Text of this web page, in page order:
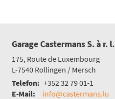
Garage Castermans S. à r. l.
175, Route de Luxembourg
L-7540 Rollingen / Mersch
Telefon: +352 32 79 01-1
E-Mail:
info@castermans.lu